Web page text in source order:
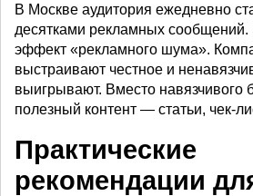
В Москве аудитория ежедневно
десятками рекламных
эффект «рекламного шума».
выстраивают честное и
выигрывают. Вместо навязчивого
полезный контент — статьи, чек-
Практические
рекомендации